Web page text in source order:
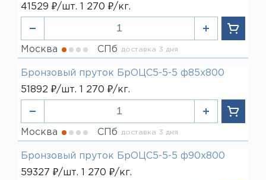
41529 ₽/шт. 1 270 ₽/кг.
Москва СПб доставка 3 дня
Бронзовый пруток БрОЦС5-5-5 ф85х800
51892 ₽/шт. 1 270 ₽/кг.
Москва СПб доставка 3 дня
Бронзовый пруток БрОЦС5-5-5 ф90х800
59327 ₽/шт. 1 270 ₽/кг.